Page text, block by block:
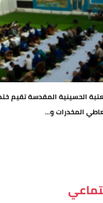
الحسينية المقدسة تقيم
المخدرات و...